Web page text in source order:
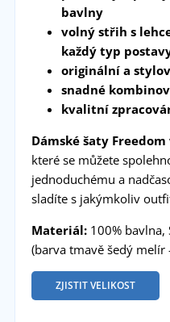
bavlny
volný střih s
každý typ
originální a
snadné
kvalitní
Dámské šaty Freedom
které se můžete
jednoduchému a
sladíte s jakýmkoliv
Materiál:100% bavlna,
(barva tmavě šedý melír
ZJISTIT VELIKOST